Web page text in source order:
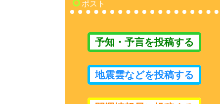
ポスト
予知・予言を投稿する
地震雲などを投稿する